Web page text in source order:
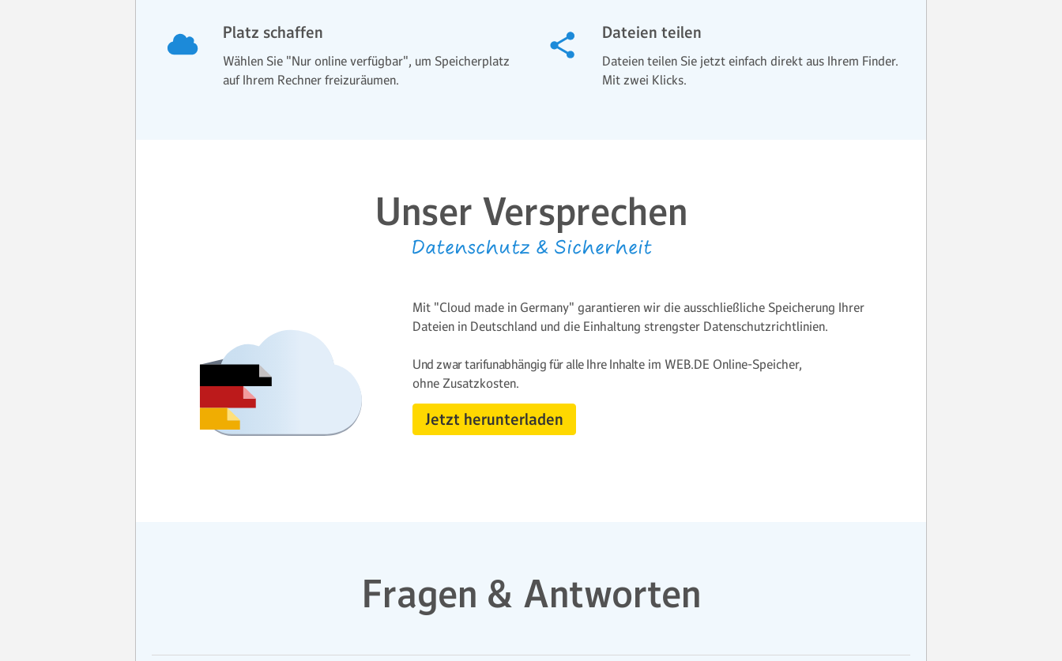
Platz schaffen
Wählen Sie "Nur online verfügbar", um Speicher­platz
auf Ihrem Rechner frei­­zuräumen.
Dateien teilen
Dateien teilen Sie jetzt einfach direkt aus Ihrem Finder.
Mit zwei Klicks.
Unser Versprechen
Datenschutz & Sicherheit
Mit "Cloud made in Germany" garantieren wir die aus­schließ­liche Speicherung Ihrer
Dateien in Deutschland und die Einhaltung strengster Datenschutzrichtlinien.
Und zwar tarif­unabhängig für alle Ihre Inhalteim WEB.DE Online-Speicher,
ohne Zusatzkosten.
Jetzt herunterladen
Fragen & Antworten